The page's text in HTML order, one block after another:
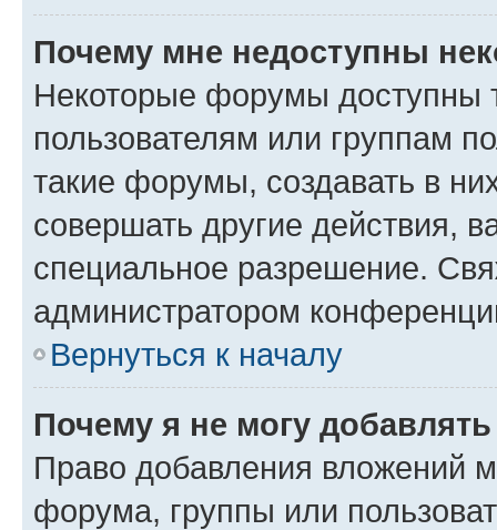
Почему мне недоступны
Некоторые форумы доступны
пользователям или группам
такие форумы, создавать в
совершать другие действия,
специальное разрешение.
администратором
Вернуться к началу
Почему я не могу
Право добавления вложений
форума, группы или